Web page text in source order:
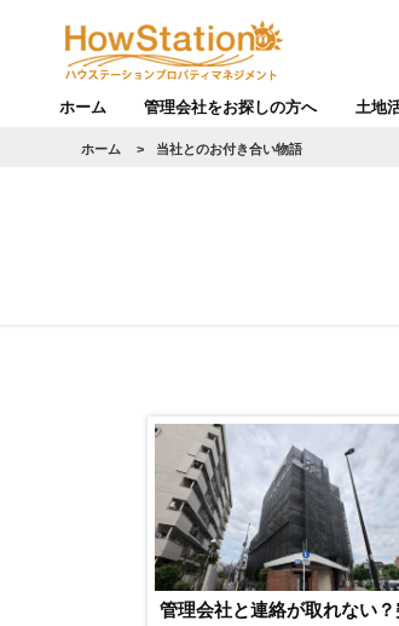
ホーム 管理会社をお探しの方へ 土地
ホーム > 当社とのお付き合い物語
管理会社と連絡が取れない